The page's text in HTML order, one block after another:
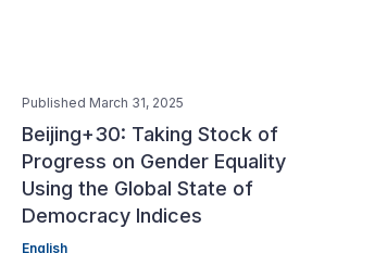
Published March 31, 2025
Beijing+30: Taking Stock of
Progress on Gender Equality
Using the Global State of
Democracy Indices
English